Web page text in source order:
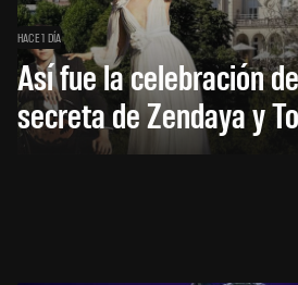
HACE 1 DÍA
Así fue la celebración
secreta de Zendaya y